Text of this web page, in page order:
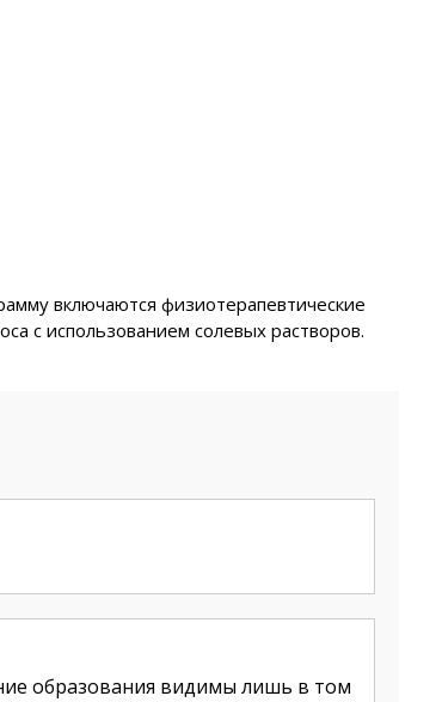
включаются физиотерапевтические
с использованием солевых растворов.
образования видимы лишь в том